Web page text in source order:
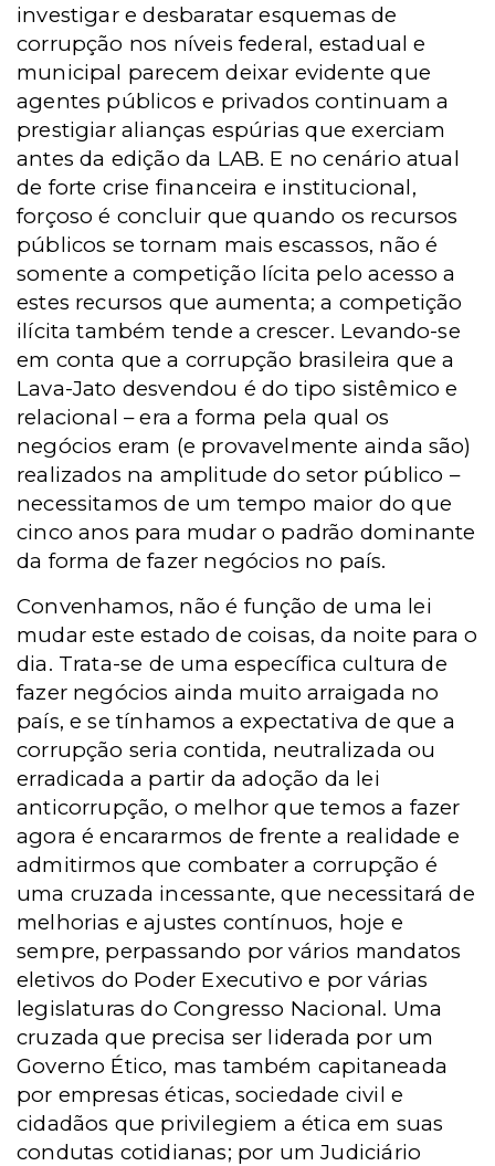
investigar e desbaratar esquemas de
corrupção nos níveis federal, estadual e
municipal parecem deixar evidente que
agentes públicos e privados continuam a
prestigiar alianças espúrias que exerciam
antes da edição da LAB. E no cenário atual
de forte crise financeira e institucional,
forçoso é concluir que quando os recursos
públicos se tornam mais escassos, não é
somente a competição lícita pelo acesso a
estes recursos que aumenta; a competição
ilícita também tende a crescer. Levando-se
em conta que a corrupção brasileira que a
Lava-Jato desvendou é do tipo sistêmico e
relacional – era a forma pela qual os
negócios eram (e provavelmente ainda são)
realizados na amplitude do setor público –
necessitamos de um tempo maior do que
cinco anos para mudar o padrão dominante
da forma de fazer negócios no país.
Convenhamos, não é função de uma lei
mudar este estado de coisas, da noite para o
dia. Trata-se de uma específica cultura de
fazer negócios ainda muito arraigada no
país, e se tínhamos a expectativa de que a
corrupção seria contida, neutralizada ou
erradicada a partir da adoção da lei
anticorrupção, o melhor que temos a fazer
agora é encararmos de frente a realidade e
admitirmos que combater a corrupção é
uma cruzada incessante, que necessitará de
melhorias e ajustes contínuos, hoje e
sempre, perpassando por vários mandatos
eletivos do Poder Executivo e por várias
legislaturas do Congresso Nacional. Uma
cruzada que precisa ser liderada por um
Governo Ético, mas também capitaneada
por empresas éticas, sociedade civil e
cidadãos que privilegiem a ética em suas
condutas cotidianas; por um Judiciário